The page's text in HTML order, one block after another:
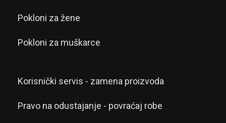
Pokloni za žene
Pokloni za muškarce
Korisnički servis - zamena proizvoda
Pravo na odustajanje - povraćaj robe